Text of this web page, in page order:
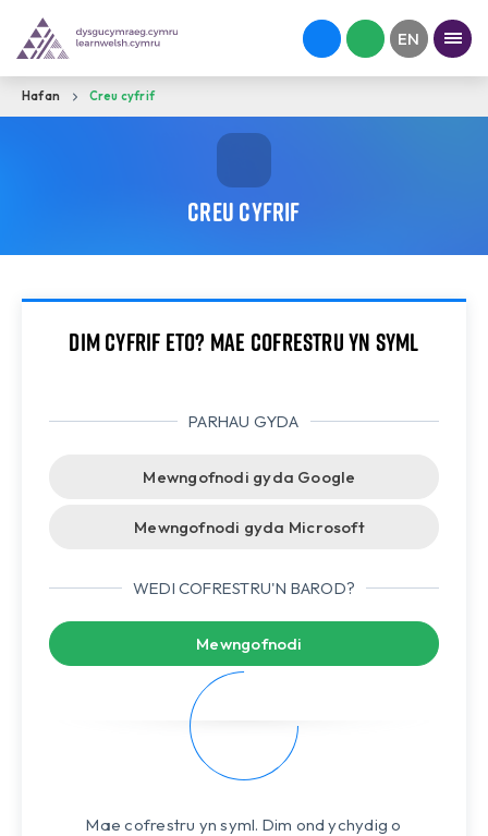
Hafan Creu cyfrif
Creu cyfrif
Dim cyfrif eto? Mae cofrestru yn syml
PARHAU GYDA
Mewngofnodi gyda Google
Mewngofnodi gyda Microsoft
WEDI COFRESTRU'N BAROD?
Mewngofnodi
Mae cofrestru yn syml. Dim ond ychydig o